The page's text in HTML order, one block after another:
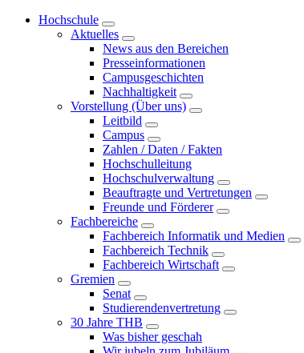
Hochschule
Aktuelles
News aus den Bereichen
Presseinformationen
Campusgeschichten
Nachhaltigkeit
Vorstellung (Über uns)
Leitbild
Campus
Zahlen / Daten / Fakten
Hochschulleitung
Hochschulverwaltung
Beauftragte und Vertretungen
Freunde und Förderer
Fachbereiche
Fachbereich Informatik und Medien
Fachbereich Technik
Fachbereich Wirtschaft
Gremien
Senat
Studierendenvertretung
30 Jahre THB
Was bisher geschah